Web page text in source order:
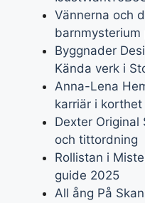
Vännerna och
barnmysterium
Byggnader
Kända verk i
Anna-Lena
karriär i korthet
Dexter Original
och tittordning
Rollistan i
guide 2025
All ång På